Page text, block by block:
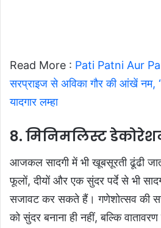
Read More : Pati Patni Aur
सरप्राइज से अविका गौर की आंखें नम,
यादगार लम्हा
8. मिनिमलिस्ट
आजकल सादगी में भी खूबसूरती ढूंढी
फूलों, दीयों और एक सुंदर पर्दे से भी
सजावट कर सकते हैं। गणेशोत्सव की
को सुंदर बनाना ही नहीं, बल्कि